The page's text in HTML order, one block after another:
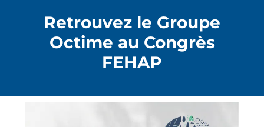
Retrouvez le Groupe
Octime au Congrès
FEHAP